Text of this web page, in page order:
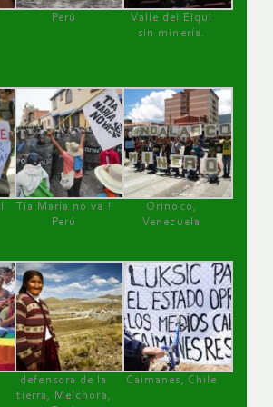
Perú
Valle del Elqui
sin minería.
Tía María no va !
Perú
Orinoco,
Venezuela
defensora de la
tierra, Melchora,
Caimanes, Chile